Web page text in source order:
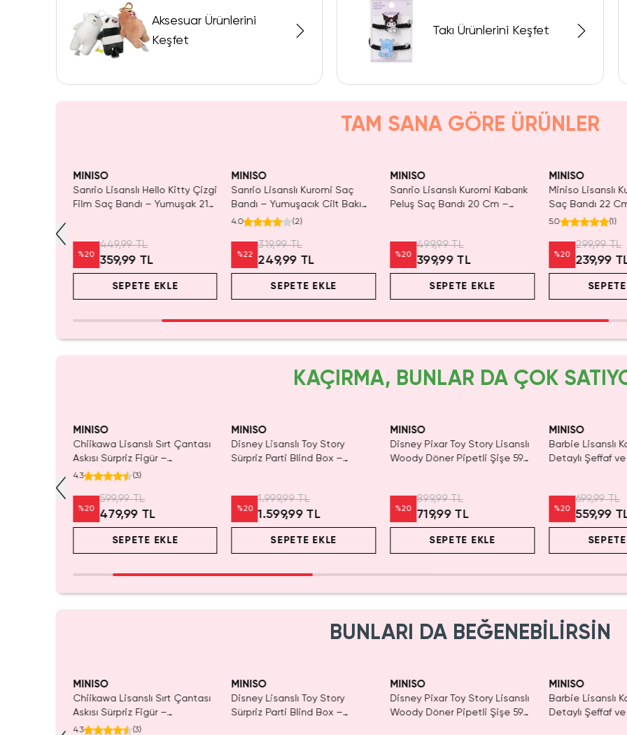
Aksesuar Ürünlerini
Keşfet
Takı Ürünlerini Keşfet
TAM SANA GÖRE ÜRÜNLER
MINISO
Sanrio Lisanslı Hello Kitty Çizgi
Film Saç Bandı – Yumuşak 21
%20
449,99 TL
359,99 TL
SEPETE EKLE
MINISO
Sanrio Lisanslı Kuromi Saç
Bandı – Yumuşacık Cilt Bakımı
ve Makyaj Bandı 20 Cm
4.0 (2)
%22
319,99 TL
249,99 TL
SEPETE EKLE
MINISO
Sanrio Lisanslı Kuromi Kabarık
Peluş Saç Bandı 20 Cm –
%20
499,99 TL
399,99 TL
SEPETE EKLE
MINISO
Miniso Lisanslı
Saç Bandı 22
Esnek Bakım
5.0 (1)
%20
299,99 TL
239,99
KAÇIRMA, BUNLAR DA ÇOK
MINISO
Chiikawa Lisanslı Sırt Çantası
Askısı Sürpriz Figür –
Koleksiyonluk Blind Box
4.3 (3)
%20
599,99 TL
479,99 TL
SEPETE EKLE
MINISO
Disney Lisanslı Toy Story
Sürpriz Parti Blind Box –
%20
1.999,99 TL
1.599,99 TL
SEPETE EKLE
MINISO
Disney Pixar Toy Story Lisanslı
Woody Döner Pipetli Şişe 590
%20
899,99 TL
719,99 TL
SEPETE EKLE
MINISO
Barbie Lisanslı
Detaylı Şeffaf
%20
699,99 TL
559,99
BUNLARI DA BEĞENEBİLİRSİN
MINISO
Chiikawa Lisanslı Sırt Çantası
Askısı Sürpriz Figür –
Koleksiyonluk Blind Box
4.3 (3)
MINISO
Disney Lisanslı Toy Story
Sürpriz Parti Blind Box –
MINISO
Disney Pixar Toy Story Lisanslı
Woody Döner Pipetli Şişe 590
MINISO
Barbie Lisanslı
Detaylı Şeffaf